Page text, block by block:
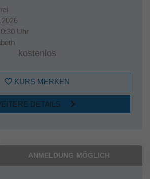
Uhr
kostenlos
KURS MERKEN
DETAILS
ANMELDUNG MÖGLICH